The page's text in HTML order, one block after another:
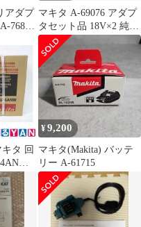
アダプ
76831
マキタ A-69076 アダプ
タセット品 18V×2 純正
品
タ 回
¥9,200
マキタ(Makita) バッテ
リー A-61715